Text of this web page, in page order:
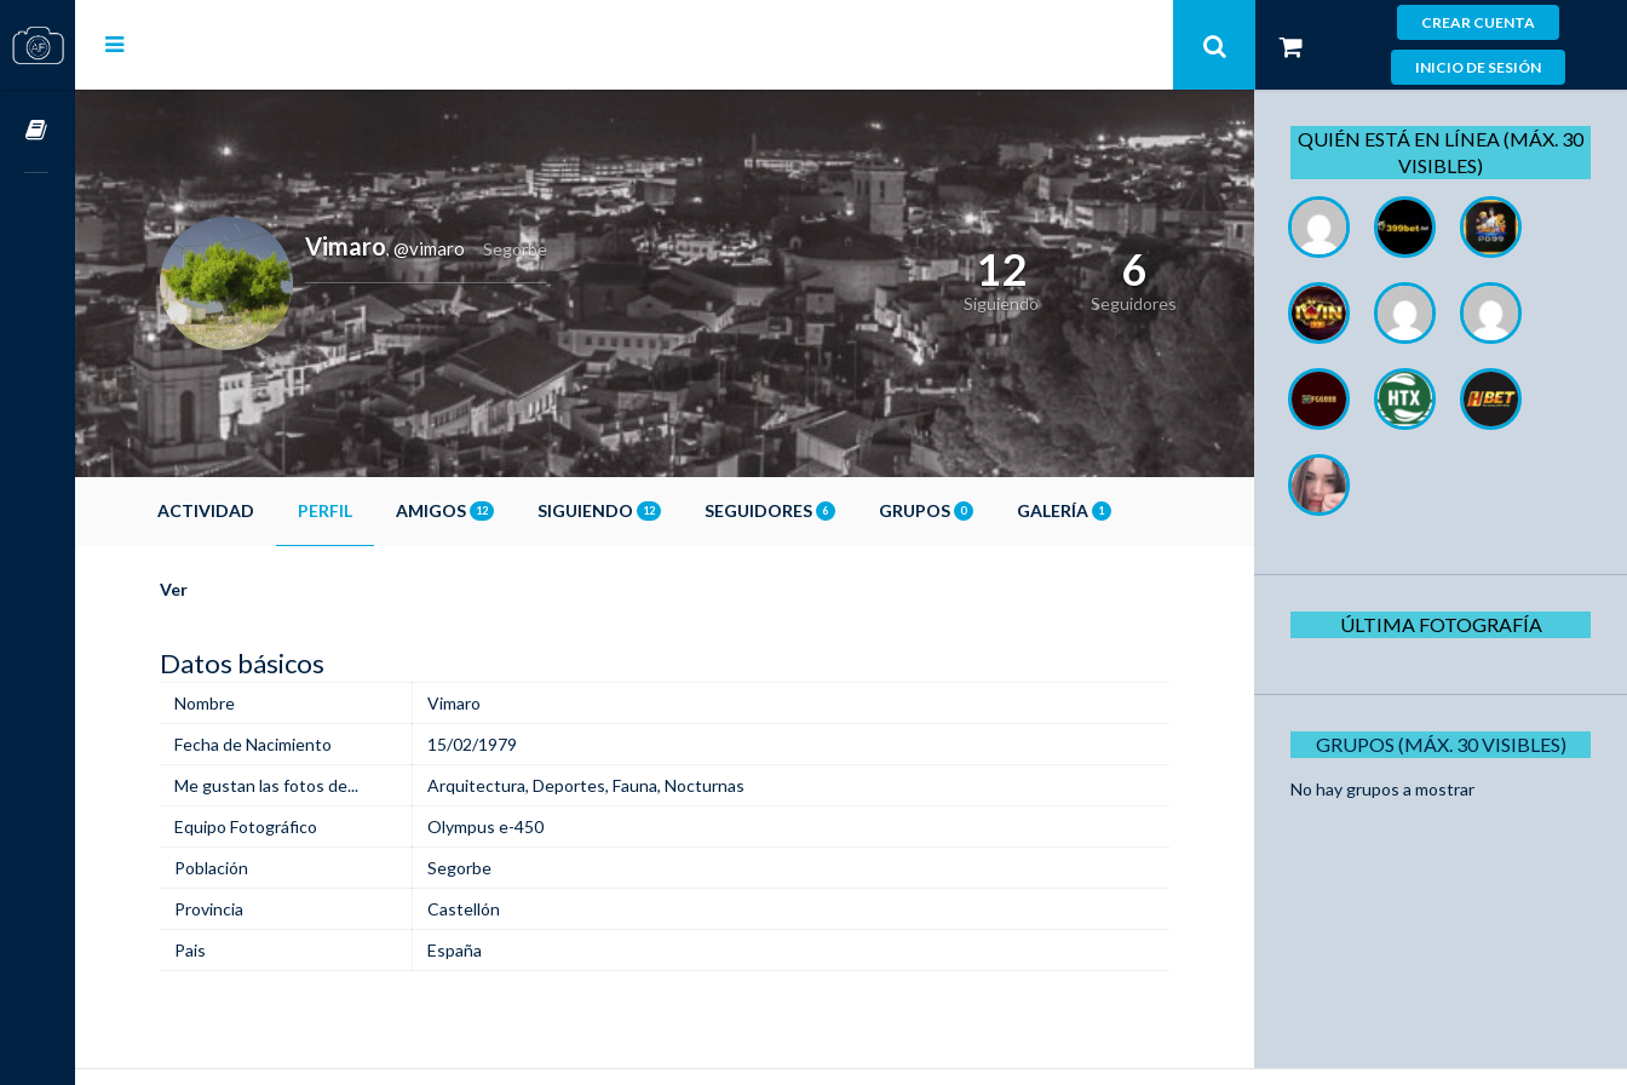
CREAR CUENTA
INICIO DE SESIÓN
Vimaro,@vimaro Segorbe 12
Siguiendo
6
Seguidores
ACTIVIDAD PERFIL AMIGOS 12 SIGUIENDO 12 SEGUIDORES 6 GRUPOS 0 GALERÍA 1
Ver
Datos básicos
Nombre
Vimaro
Fecha de Nacimiento
15/02/1979
Me gustan las fotos de...
Arquitectura, Deportes, Fauna, Nocturnas
Equipo Fotográfico
Olympus e-450
Población
Segorbe
Provincia
Castellón
Pais
España
QUIÉN ESTÁ EN LÍNEA (MÁX. 30
VISIBLES)
ÚLTIMA FOTOGRAFÍA
GRUPOS (MÁX. 30 VISIBLES)
No hay grupos a mostrar